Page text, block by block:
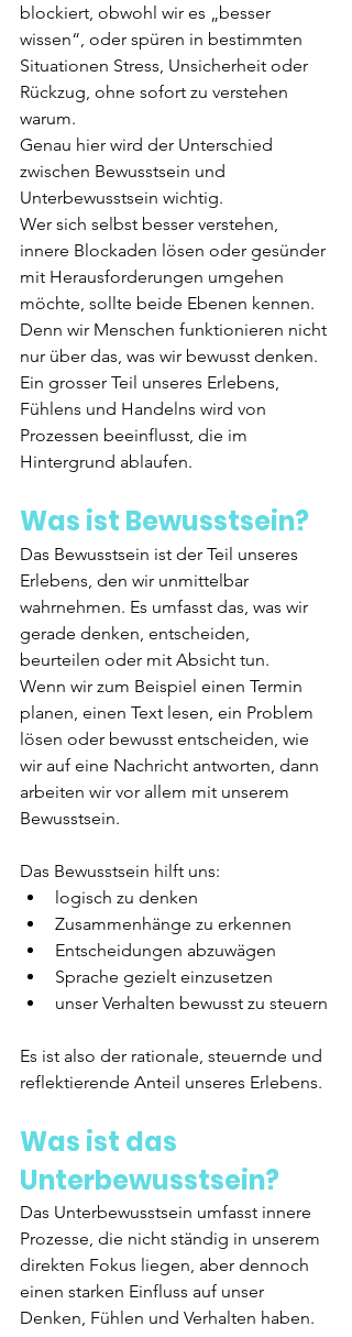
blockiert, obwohl wir es „besser
wissen“, oder spüren in bestimmten
Situationen Stress, Unsicherheit oder
Rückzug, ohne sofort zu verstehen
warum.
Genau hier wird der Unterschied
zwischen Bewusstsein und
Unterbewusstsein wichtig.
Wer sich selbst besser verstehen,
innere Blockaden lösen oder gesünder
mit Herausforderungen umgehen
möchte, sollte beide Ebenen kennen.
Denn wir Menschen funktionieren nicht
nur über das, was wir bewusst denken.
Ein grosser Teil unseres Erlebens,
Fühlens und Handelns wird von
Prozessen beeinflusst, die im
Hintergrund ablaufen.
Was ist Bewusstsein?
Das Bewusstsein ist der Teil unseres
Erlebens, den wir unmittelbar
wahrnehmen. Es umfasst das, was wir
gerade denken, entscheiden,
beurteilen oder mit Absicht tun.
Wenn wir zum Beispiel einen Termin
planen, einen Text lesen, ein Problem
lösen oder bewusst entscheiden, wie
wir auf eine Nachricht antworten, dann
arbeiten wir vor allem mit unserem
Bewusstsein.
Das Bewusstsein hilft uns:
logisch zu denken
Zusammenhänge zu erkennen
Entscheidungen abzuwägen
Sprache gezielt einzusetzen
unser Verhalten bewusst zu steuern
Es ist also der rationale, steuernde und
reflektierende Anteil unseres Erlebens.
Was ist das
Unterbewusstsein?
Das Unterbewusstsein umfasst innere
Prozesse, die nicht ständig in unserem
direkten Fokus liegen, aber dennoch
einen starken Einfluss auf unser
Denken, Fühlen und Verhalten haben.